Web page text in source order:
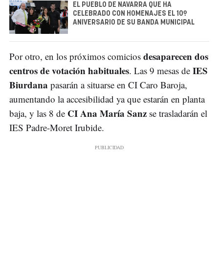
EL PUEBLO DE NAVARRA QUE HA
CELEBRADO CON HOMENAJES EL 10º
ANIVERSARIO DE SU BANDA MUNICIPAL
Por otro, en los próximos comicios desaparecen dos
centros de votación habituales. Las 9 mesas de IES
Biurdana pasarán a situarse en CI Caro Baroja,
aumentando la accesibilidad ya que estarán en planta
baja, y las 8 de CI Ana María Sanz se trasladarán el
IES Padre-Moret Irubide.